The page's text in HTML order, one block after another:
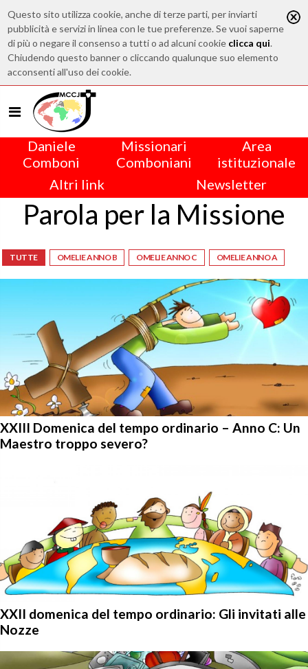
Questo sito utilizza cookie, anche di terze parti, per inviarti
pubblicità e servizi in linea con le tue preferenze. Se vuoi saperne
di più o negare il consenso a tutti o ad alcuni cookie clicca qui.
Chiudendo questo banner o cliccando qualunque suo elemento
acconsenti all'uso dei cookie.
Daniele
Comboni
Missionari
Comboniani
Area
istituzionale
Altri link
Newsletter
Parola per la Missione
TUTTE OMELIE ANNO B OMELIE ANNO C OMELIE ANNO A
XXIII Domenica del tempo ordinario – Anno C: Un
Maestro troppo severo?
XXII domenica del tempo ordinario: Gli invitati alle
Nozze